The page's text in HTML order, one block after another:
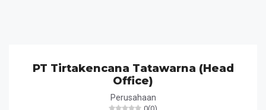
PT Tirtakencana Tatawarna (Head
Office)
Perusahaan